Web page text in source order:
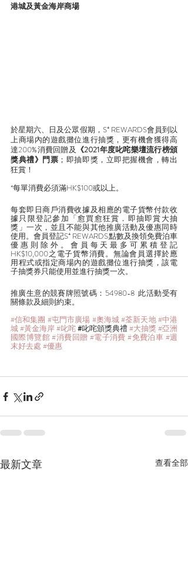
港城及黃金海岸商場
於星期六、日及公眾假期，S⁺ REWARDS會員到以
上商場內的遊戲攤位進行抽獎，更有機會獲得高
達200%消費回贈及《2021年度叱咤樂壇流行榜頒
獎典禮》門票 ；即抽即獎，立即把握機會，轉出
狂賞！
*每單消費必須滿HK$100或以上。
每套即日商戶消費收據及相應的電子貨幣付款收
據只限登記參加「愈買愈狂賞．即抽即賞大抽
獎」一次，並且不能與其他推廣活動及優惠同時
使用。會員登記S⁺ REWARDS點數及換領免費泊車
優惠則除外。會員每天最多可累積登記
HK$10,000之電子貨幣消費。無論會員選擇於應
用程式或指定商場內的遊戲攤位進行抽獎，該電
子抽獎券只能使用並進行抽獎一次。
推廣生意的競賽牌照號碼：54980-8  此活動受有
關條款及細則約束。
#信和集團 #屯門市廣場 #奧海城#荃新天地#中港
城#黃金海岸#叱咤 #叱咤頒獎典禮#大抽獎 #亞洲
國際博覽館#消費回贈 #電子消費 #免費泊車 #週
末好去處 #優惠
最新文章 查看全部